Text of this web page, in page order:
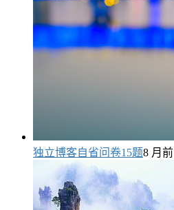
独立博客自省问卷15题8 月前